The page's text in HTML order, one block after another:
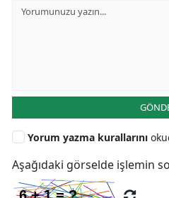
Yorum yazma kurallarını
Aşağıdaki görselde işlemin